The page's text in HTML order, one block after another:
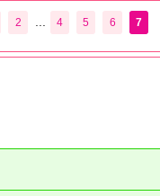
2 4 5 6 7